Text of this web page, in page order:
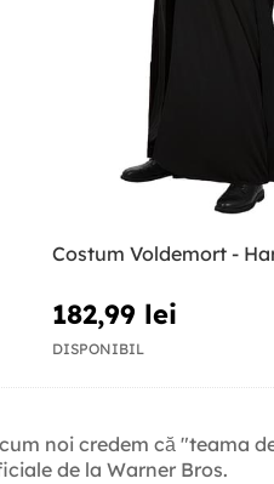
Costum Voldemort -
182,99 lei
DISPONIBIL
noi credem că "teama
de la Warner Bros.